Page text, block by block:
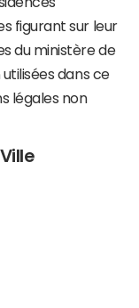
figurant sur leur
du ministère de
dans ce
légales non